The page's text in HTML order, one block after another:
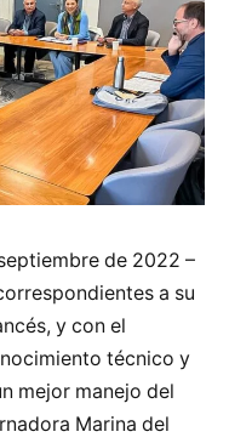
de 2022 –
a su
y con el
técnico y
mejor manejo del
Marina del